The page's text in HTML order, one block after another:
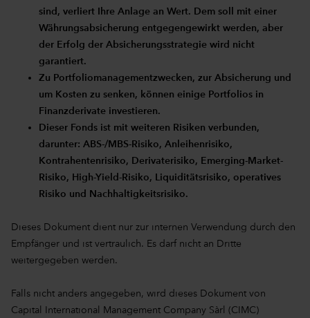
sind, verliert Ihre Anlage an Wert. Dem soll mit einer
Währungsabsicherung entgegengewirkt werden, aber
der Erfolg der Absicherungsstrategie wird nicht
garantiert.
Zu Portfoliomanagementzwecken, zur Absicherung und
um Kosten zu senken, können einige Portfolios in
Finanzderivate investieren.
Dieser Fonds ist mit weiteren Risiken verbunden,
darunter: ABS-/MBS-Risiko, Anleihenrisiko,
Kontrahentenrisiko, Derivaterisiko, Emerging-Market-
Risiko, High-Yield-Risiko, Liquiditätsrisiko, operatives
Risiko und Nachhaltigkeitsrisiko.
Dieses Dokument dient nur zur internen Verwendung durch den
Empfänger und ist vertraulich. Es darf nicht an Dritte
weitergegeben werden.
Falls nicht anders angegeben, wird dieses Dokument von
Capital International Management Company Sàrl (CIMC)